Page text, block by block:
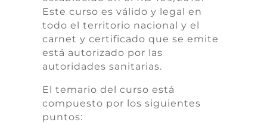
Este curso es válido y legal en
todo el territorio nacional y el
carnet y certificado que se emite
está autorizado por las
autoridades sanitarias.
El temario del curso está
compuesto por los siguientes
puntos: